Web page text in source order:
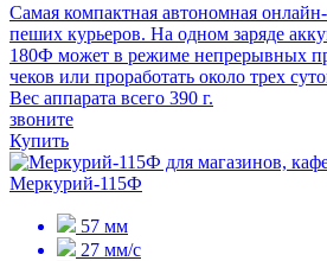
Самая компактная автономная онлайн-
пеших курьеров. На одном заряде
180Ф может в режиме непрерывных
чеков или проработать около трех
Вес аппарата всего 390 г.
звоните
Купить
Меркурий-115Ф
57 мм
27 мм/с